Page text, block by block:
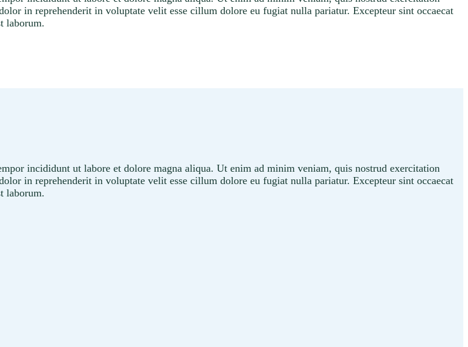
in reprehenderit in voluptate velit esse cillum dolore eu fugiat nulla pariatur. Excepteur sint occaecat
laborum.
incididunt ut labore et dolore magna aliqua. Ut enim ad minim veniam, quis nostrud exercitation
in reprehenderit in voluptate velit esse cillum dolore eu fugiat nulla pariatur. Excepteur sint occaecat
laborum.